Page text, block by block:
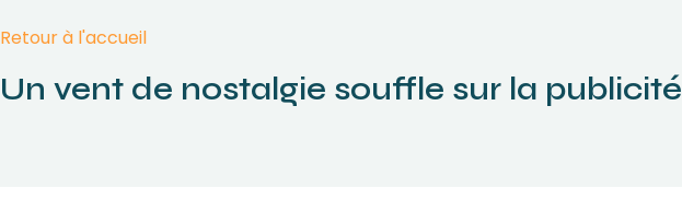
Retour à l'accueil
Un vent de nostalgie souffle sur la publicité